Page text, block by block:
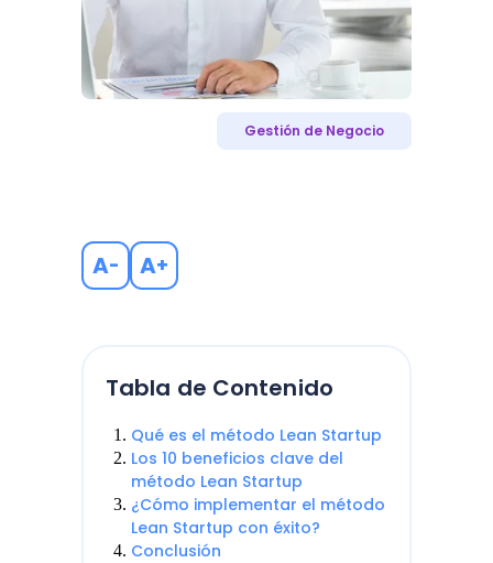
Gestión de Negocio
A- A+
Tabla de Contenido
Qué es el método Lean Startup
Los 10 beneficios clave del
método Lean Startup
¿Cómo implementar el método
Lean Startup con éxito?
Conclusión